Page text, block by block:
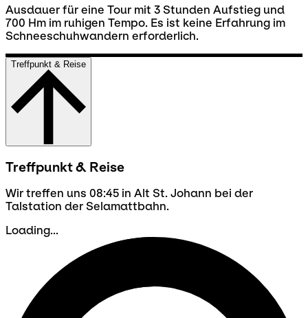
Ausdauer für eine Tour mit 3 Stunden Aufstieg und
700 Hm im ruhigen Tempo. Es ist keine Erfahrung im
Schneeschuhwandern erforderlich.
Treffpunkt & Reise
Treffpunkt & Reise
Wir treffen uns 08:45 in Alt St. Johann bei der
Talstation der Selamattbahn.
Loading...